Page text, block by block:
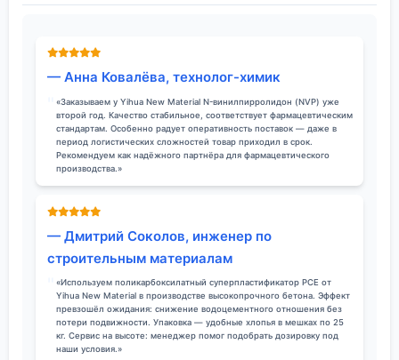
— Анна Ковалёва, технолог-химик
«Заказываем у Yihua New Material N-винилпирролидон (NVP) уже
второй год. Качество стабильное, соответствует фармацевтическим
стандартам. Особенно радует оперативность поставок — даже в
период логистических сложностей товар приходил в срок.
Рекомендуем как надёжного партнёра для фармацевтического
производства.»
— Дмитрий Соколов, инженер по
строительным материалам
«Используем поликарбоксилатный суперпластификатор PCE от
Yihua New Material в производстве высокопрочного бетона. Эффект
превзошёл ожидания: снижение водоцементного отношения без
потери подвижности. Упаковка — удобные хлопья в мешках по 25
кг. Сервис на высоте: менеджер помог подобрать дозировку под
наши условия.»